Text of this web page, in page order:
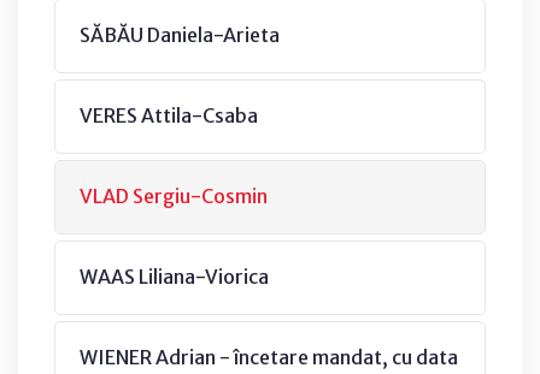
SĂBĂU Daniela-Arieta
VERES Attila-Csaba
VLAD Sergiu-Cosmin
WAAS Liliana-Viorica
WIENER Adrian - încetare mandat, cu data